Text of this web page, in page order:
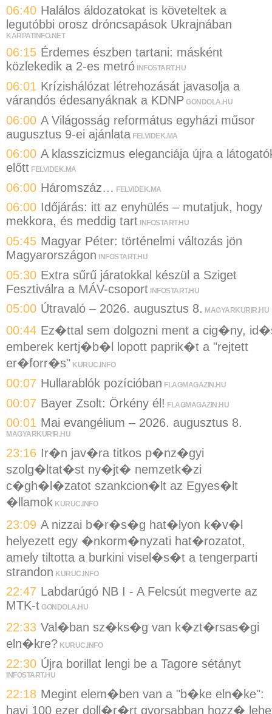
06:40 Halálos áldozatokat is követeltek a
legutóbbi orosz dróncsapások Ukrajnában
KARPATINFO.NET
06:15 Érdemes észben tartani: másként
közlekedik a 2-es metró INFOSTART.HU
06:01 Krízishálózat létrehozását javasolja a
várandós édesanyáknak a KDNP GONDOLA.HU
06:00 A Világosság református egyházi műsor
augusztus 9-ei ajánlata FELVIDEK.MA
06:00 A klasszicizmus eleganciája újra a
előtt FELVIDEK.MA
06:00 Háromszáz… FELVIDEK.MA
06:00 Időjárás: itt az enyhülés – mutatjuk, hogy
mekkora, és meddig tart INFOSTART.HU
05:45 Magyar Péter: történelmi változás jön
Magyarországon
INFOSTART.HU
05:30 Extra sűrű járatokkal készül a Sziget
Fesztiválra a MÁV-csoport INFOSTART.HU
05:00 Útravaló – 2026. augusztus 8. MAGYARKURIR.HU
00:44 Ez�ttal sem dolgozni ment a cig�ny,
emberek kertj�b�l lopott paprik�t a "rejtett
er�forr�s" KURUC.INFO
00:07 Hullarablók pozícióban FLAGMAGAZIN.HU
00:07 Bayer Zsolt: Örkény él! FLAGMAGAZIN.HU
00:01 Mai evangélium – 2026. augusztus 8.
MAGYARKURIR.HU
23:16 Ir�n jav�ra titkos p�nz�gyi
szolg�ltat�st ny�jt� nemzetk�zi
c�gh�l�zatot szankcion�lt az Egyes�lt
�llamok KURUC.INFO
23:09 A nizzai b�r�s�g hat�lyon k�v�l
helyezett egy �nkorm�nyzati hat�rozatot,
amely tiltotta a burkini visel�s�t a tengerparti
strandon KURUC.INFO
22:47 Labdarúgó NB I - A Felcsút megverte az
MTK-t GONDOLA.HU
22:33 Val�ban sz�ks�g van k�zt�rsas�gi
eln�kre? KURUC.INFO
22:30 Újra borillat lengi be a Tagore sétányt
INFOSTART.HU
22:18 Megint elem�ben van a "b�ke eln�ke":
havi 100 ezer doll�r�rt gyorsabban hozz�